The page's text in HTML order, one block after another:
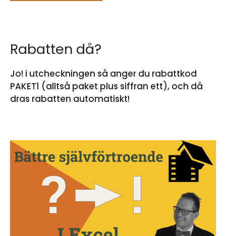
Rabatten då?
Jo! i utcheckningen så anger du rabattkod
PAKET1 (alltså paket plus siffran ett), och då
dras rabatten automatiskt!